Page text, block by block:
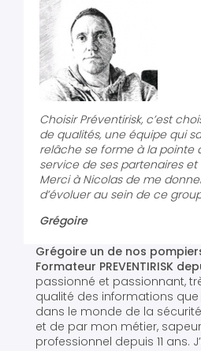
Choisir Préventirisk, c’est
de qualités, une équipe qui
relâche se forme à la pointe
service de ses partenaires
Merci à Nicolas de me
d’évoluer au sein de ce
Grégoire
Grégoire un de nos
Formateur PREVENTIRISK
passionné et passionnant,
qualité des informations
dans le monde de la
et de par mon métier,
professionnel depuis 11 ans.